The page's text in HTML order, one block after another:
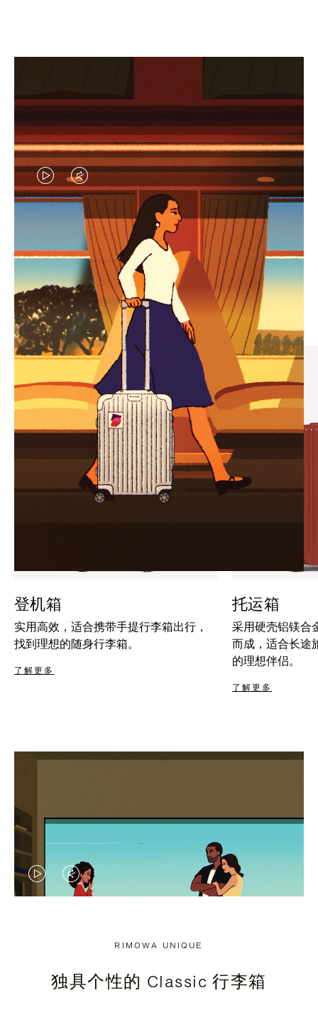
视
频
暂
停，
请
按
下
暂
视
频
已
静
音，
请
点
击
按
钮
取
消
静
臻礼指南
寻觅心仪的出行伴侣，与您共
享缤纷旅程
登机箱
实用高效，适合携带手提行李箱出行，
找到理想的随身行李箱。
了解更多
托运箱
采用硬壳铝镁合
而成，适合长途
的理想伴侣。
了解更多
视
停，
视
音，
RIMOWA UNIQUE
独具个性的 Classic 行李箱